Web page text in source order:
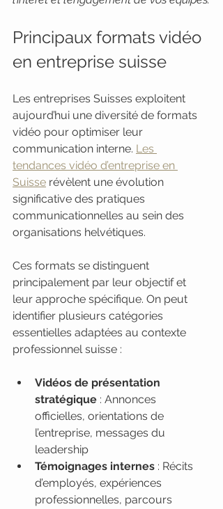
Principaux formats vidéo
en entreprise suisse
Les entreprises Suisses exploitent
aujourd’hui une diversité de formats
vidéo pour optimiser leur
communication interne. Les
tendances vidéo d’entreprise en
Suisse révèlent une évolution
significative des pratiques
communicationnelles au sein des
organisations helvétiques.
Ces formats se distinguent
principalement par leur objectif et
leur approche spécifique. On peut
identifier plusieurs catégories
essentielles adaptées au contexte
professionnel suisse :
Vidéos de présentation
stratégique : Annonces
officielles, orientations de
l’entreprise, messages du
leadership
Témoignages internes : Récits
d’employés, expériences
professionnelles, parcours